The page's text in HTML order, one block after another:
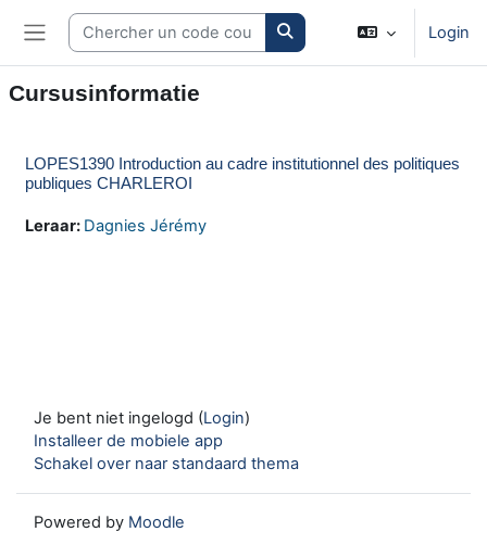
Ga naar hoofdinhoud
Zijpaneel
Search courses Login
Cursusinformatie
LOPES1390 Introduction au cadre institutionnel des politiques
publiques CHARLEROI
Leraar: Dagnies Jérémy
Je bent niet ingelogd (Login)
Installeer de mobiele app
Schakel over naar standaard thema
Powered by Moodle